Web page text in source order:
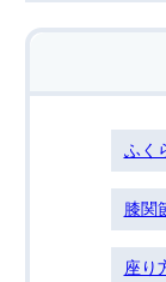
ふく
膝関
座り